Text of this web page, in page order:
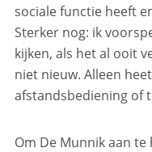
sociale functie heeft
Sterker nog: ik
kijken, als het al ooit
niet nieuw. Alleen
afstandsbediening of
Om De Munnik aan